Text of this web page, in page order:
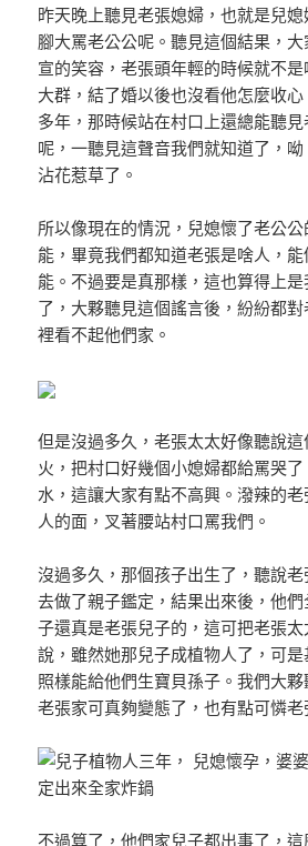
昨天晚上聽見老張媳婦，也就是兒
腳大罵老公公呢。聽見這個結果，
宣的笑容，老張頭年輕的時候就不
大群，結了婚以後也沒看他怎麼收
多年，那時候站在村口上還總能聽
呢，一聽見這聲音我們就知道了，
沾花惹草了。
所以像現在的情況，兒媳懷了老公
能，畢竟我們都知道老張是啥人，
能。不過要是真那樣，這也算得上
了，大夥聽見這個謠言後，紛紛都
裡看不起他們家。
但是沒過多久，老張太太好像聽說
火，把村口好幾個小媳婦都給罵哭
水，這讓大家有點不高興。潑辣的
人的面，叉著腰站村口罵我們。
沒過多久，那個孩子出生了，聽說
去做了親子鑑定，結果出來後，他
子還真是老張兒子的，這可把老張
說，雖然她那兒子成植物人了，可
照樣能給他們生寶貝孫子。我們大
老張家可真夠變態了，也有點可憐老
不過算了，他們家兒子都出事了，